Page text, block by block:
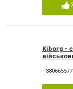
Kiborg -